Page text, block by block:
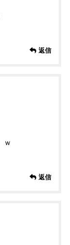
返信
ｗ
返信